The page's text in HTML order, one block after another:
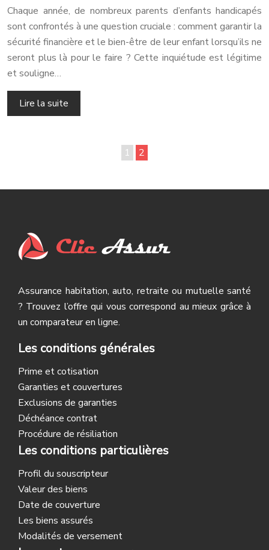
Chaque année, de nombreux parents d’enfants handicapés
sont confrontés à une question cruciale : comment garantir la
sécurité financière et le bien-être de leur enfant lorsqu’ils ne
seront plus là pour le faire ? Cette inquiétude est légitime
et souligne…
Lire la suite
1 2
Assurance habitation, auto, retraite ou mutuelle santé
? Trouvez l’offre qui vous correspond au mieux grâce à
un comparateur en ligne.
Les conditions générales
Prime et cotisation
Garanties et couvertures
Exclusions de garanties
Déchéance contrat
Procédure de résiliation
Les conditions particulières
Profil du souscripteur
Valeur des biens
Date de couverture
Les biens assurés
Modalités de versement